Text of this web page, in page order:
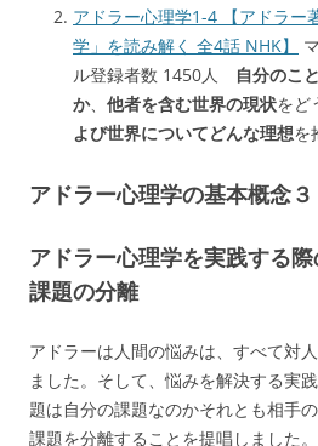
アドラー心理学1-4 【アドラー
学」を読み解く 全4話 NHK】
ル登録者数 1450人
自分のこ
か、 他者を含む世界の現状をど
よび世界についてどんな理想を
アドラー心理学の基本概念
アドラー心理学を実践する
課題の分離
アドラーは人間の悩みは、すべて対
ました。そして、悩みを解決する実
題は自分の課題なのかそれとも相手
課題を分離することを提唱しました